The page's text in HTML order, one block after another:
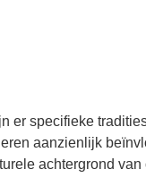
er specifieke
aanzienlijk
achtergrond van